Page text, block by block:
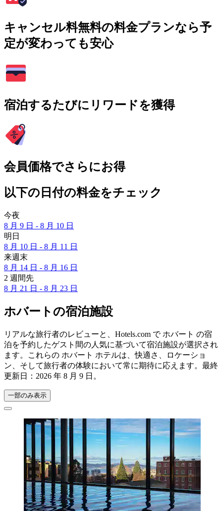
キャンセル料無料の料金プランなら予
定が変わっても安心
宿泊するたびにリワードを獲得
会員価格でさらにお得
以下の日付の料金をチェック
今夜
8 月 9 日 - 8 月 10 日
明日
8 月 10 日 - 8 月 11 日
来週末
8 月 14 日 - 8 月 16 日
2 週間先
8 月 21 日 - 8 月 23 日
ホバートの宿泊施設
リアルな旅行者のレビューと、Hotels.com で ホバート の宿
泊を予約したゲスト間の人気に基づいて宿泊施設が選択され
ます。これらの ホバート ホテルは、快適さ、ロケーショ
ン、そして旅行者の体験において常に期待に応えます。最終
更新日： 2026 年 8 月 9 日 。
一部のみ表示